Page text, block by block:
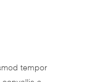
tempor
convallis a